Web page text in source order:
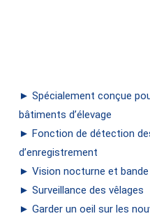
► Spécialement conçue
bâtiments d’élevage
► Fonction de détection
d’enregistrement
► Vision nocturne et
► Surveillance des vêlages
► Garder un oeil sur les